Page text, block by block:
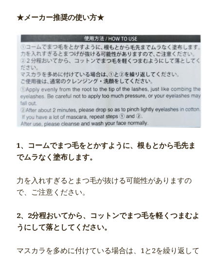
★メーカー推奨の使い方★
1、コームでまつ毛をとかすように、根もとから毛先ま
でムラなく塗布します。
力を入れすぎるとまつ毛が抜ける可能性がありますの
で、ご注意ください。
2、2分程おいてから、コットンでまつ毛を軽くつまむよ
うにして落としてください。
マスカラを多めに付けている場合は、1と2を繰り返して